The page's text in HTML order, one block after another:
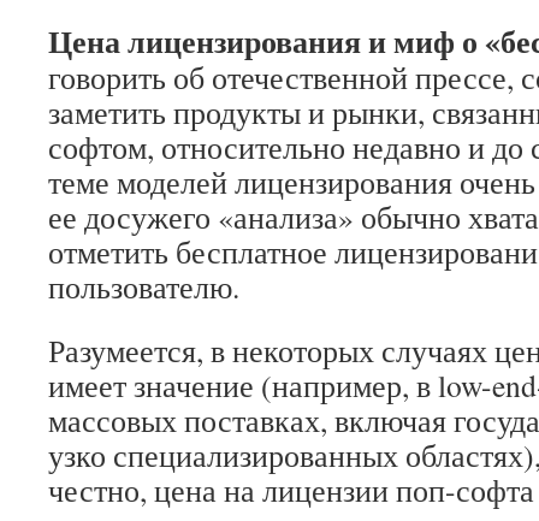
Цена лицензирования и миф о
говорить об отечественной прессе,
заметить продукты и рынки,
софтом, относительно недавно и
теме моделей лицензирования
ее досужего «анализа» обычно
отметить бесплатное
пользователю.
Разумеется, в некоторых случаях
имеет значение (например, в low-
массовых поставках, включая
узко специализированных
честно, цена на лицензии поп-